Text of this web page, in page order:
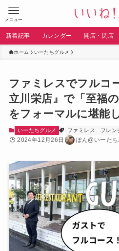
メニュー
新着記事 カレンダー 開店・閉店
ホーム いーたちグルメ
ファミレスでフルコ
立川栄店』で「至福
をフォーマルに堪能
いーたちグルメ ファミレス フレン
2024年12月26日 ぽん@いーた